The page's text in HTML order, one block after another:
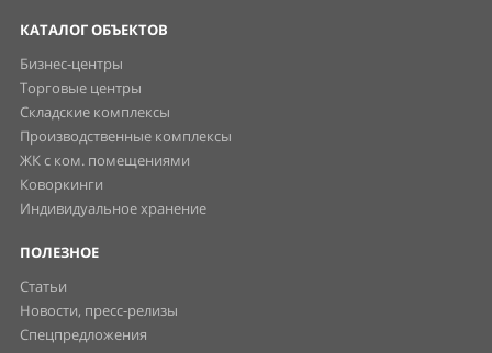
КАТАЛОГ ОБЪЕКТОВ
Бизнес-центры
Торговые центры
Складские комплексы
Производственные комплексы
ЖК с ком. помещениями
Коворкинги
Индивидуальное хранение
ПОЛЕЗНОЕ
Статьи
Новости, пресс-релизы
Спецпредложения